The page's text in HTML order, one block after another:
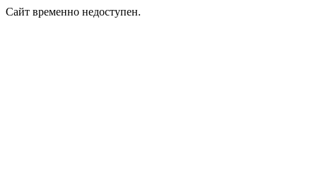
Сайт временно недоступен.